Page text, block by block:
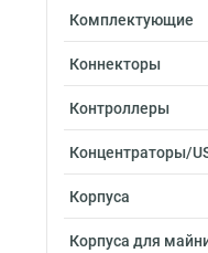
Комплектующие
Коннекторы
Контроллеры
Концентраторы/
Корпуса
Корпуса для